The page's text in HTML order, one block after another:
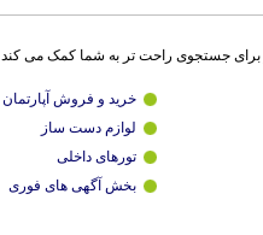
برای جستجوی راحت تر به شما کمک می کند
خرید و فروش آپارتمان
لوازم دست ساز
تورهای داخلی
بخش آگهی های فوری